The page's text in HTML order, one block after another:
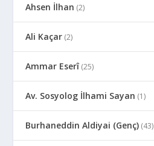
Ahsen İlhan (2)
Ali Kaçar (2)
Ammar Eserî(25)
Av. Sosyolog İlhami Sayan (1)
Burhaneddin Aldiyai (Genç) (43)